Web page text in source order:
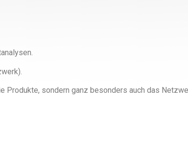
Produkte, sondern ganz besonders auch das